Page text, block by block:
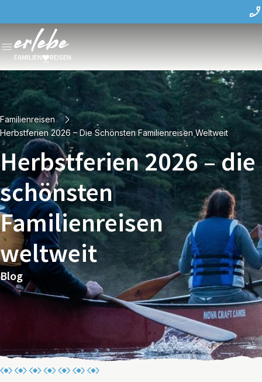
FAMILIEN REISEN
Familienreisen
Herbstferien 2026 – Die Schönsten Familienreisen Weltweit
Herbstferien 2026 – die
schönsten
Familienreisen
weltweit
Blog